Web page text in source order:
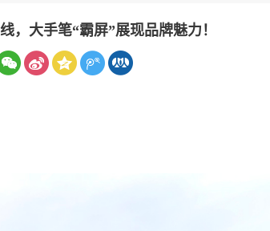
，大手笔“霸屏”展现品牌魅力！